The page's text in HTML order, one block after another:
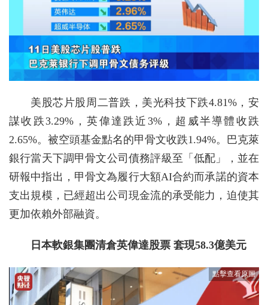
美股芯片股周二普跌，美光科技下跌4.81%，安
謀收跌3.29%，英偉達跌近3%，超威半導體收跌
2.65%。被空頭基金點名的甲骨文收跌1.94%。巴克萊
銀行當天下調甲骨文公司債務評級至「低配」，並在
研報中指出，甲骨文為履行大額AI合約而承諾的資本
支出規模，已經超出公司現金流的承受能力，迫使其
更加依賴外部融資。
日本軟銀集團清倉英偉達股票 套現58.3億美元